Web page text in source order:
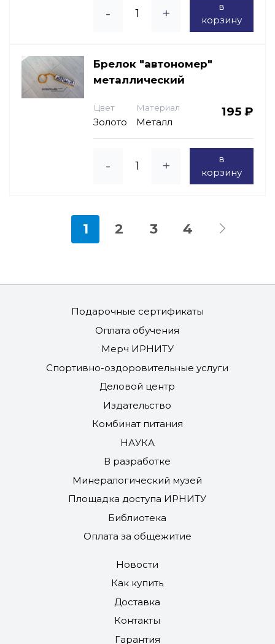
- +
в
корзину
Брелок "автономер"
металлический
Цвет
Золото
Материал
Металл
195 ₽
- +
в
корзину
1 2 3 4
Подарочные сертификаты
Оплата обучения
Мерч ИРНИТУ
Спортивно-оздоровительные услуги
Деловой центр
Издательство
Комбинат питания
НАУКА
В разработке
Минералогический музей
Площадка доступа ИРНИТУ
Библиотека
Оплата за общежитие
Новости
Как купить
Доставка
Контакты
Гарантия